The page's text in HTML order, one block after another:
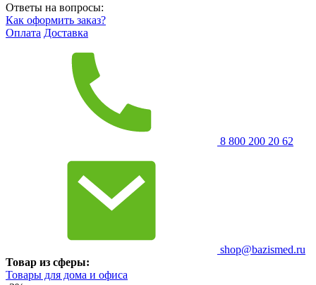
Ответы на вопросы:
Как оформить заказ?
Оплата Доставка
8 800 200 20 62
shop@bazismed.ru
Товар из сферы:
Товары для дома и офиса